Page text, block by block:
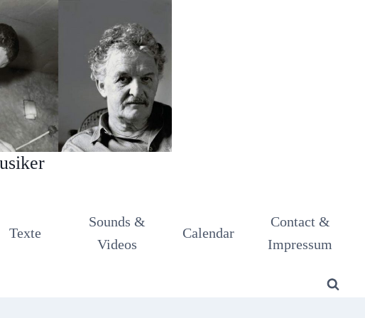
Texte
Sounds &
Videos
Calendar
Contact &
Impressum